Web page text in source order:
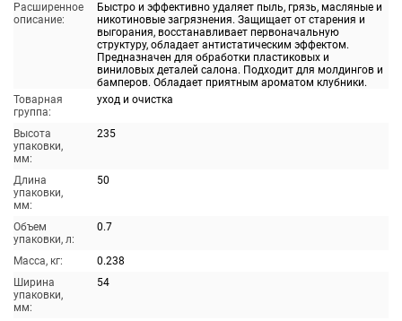
Расширенное
описание:
Быстро и эффективно удаляет пыль, грязь, масляные и
никотиновые загрязнения. Защищает от старения и
выгорания, восстанавливает первоначальную
структуру, обладает антистатическим эффектом.
Предназначен для обработки пластиковых и
виниловых деталей салона. Подходит для молдингов и
бамперов. Обладает приятным ароматом клубники.
Товарная
группа:
уход и очистка
Высота
упаковки,
мм:
235
Длина
упаковки,
мм:
50
Объем
упаковки, л:
0.7
Масса, кг:
0.238
Ширина
упаковки,
мм:
54